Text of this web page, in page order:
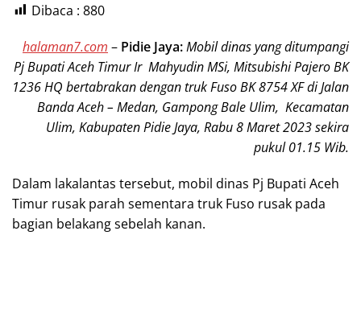
Dibaca : 880
halaman7.com – Pidie Jaya:Mobil dinas yang ditumpangi
Pj Bupati Aceh Timur Ir Mahyudin MSi, Mitsubishi Pajero BK
1236 HQ bertabrakan dengan truk Fuso BK 8754 XF di Jalan
Banda Aceh – Medan, Gampong Bale Ulim, Kecamatan
Ulim, Kabupaten Pidie Jaya, Rabu 8 Maret 2023 sekira
pukul 01.15 Wib.
Dalam lakalantas tersebut, mobil dinas Pj Bupati Aceh
Timur rusak parah sementara truk Fuso rusak pada
bagian belakang sebelah kanan.